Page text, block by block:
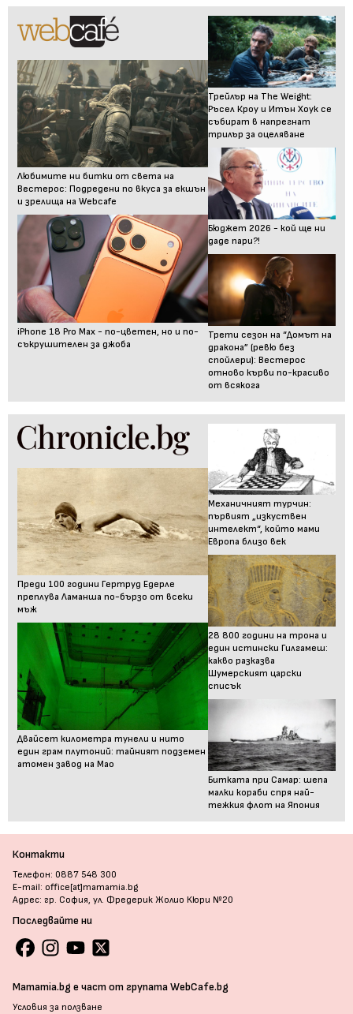
Любимите ни битки от света на
Вестерос: Подредени по вкуса за екшън
и зрелища на Webcafe
iPhone 18 Pro Max - по-цветен, но и по-
съкрушителен за джоба
Трейлър на The Weight:
Ръсел Кроу и Итън Хоук се
събират в напрегнат
трилър за оцеляване
Бюджет 2026 - кой ще ни
даде пари?!
Трети сезон на “Домът на
дракона” (ревю без
спойлери): Вестерос
отново кърви по-красиво
от всякога
Преди 100 години Гертруд Едерле
преплува Ламанша по-бързо от всеки
мъж
Двайсет километра тунели и нито
един грам плутоний: тайният подземен
атомен завод на Мао
Механичният турчин:
първият „изкуствен
интелект“, който мами
Европа близо век
28 800 години на трона и
един истински Гилгамеш:
какво разказва
Шумерският царски
списък
Битката при Самар: шепа
малки кораби спря най-
тежкия флот на Япония
Контакти
Телефон: 0887 548 300
E-mail: office[at]mamamia.bg
Адрес: гр. София, ул. Фредерик Жолио Кюри №20
Последвайте ни
Mamamia.bg е част от групата WebCafe.bg
Условия за ползване